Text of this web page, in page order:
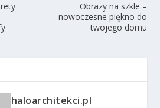
Obrazy na szkle –
nowoczesne piękno do
twojego domu
haloarchitekci.pl